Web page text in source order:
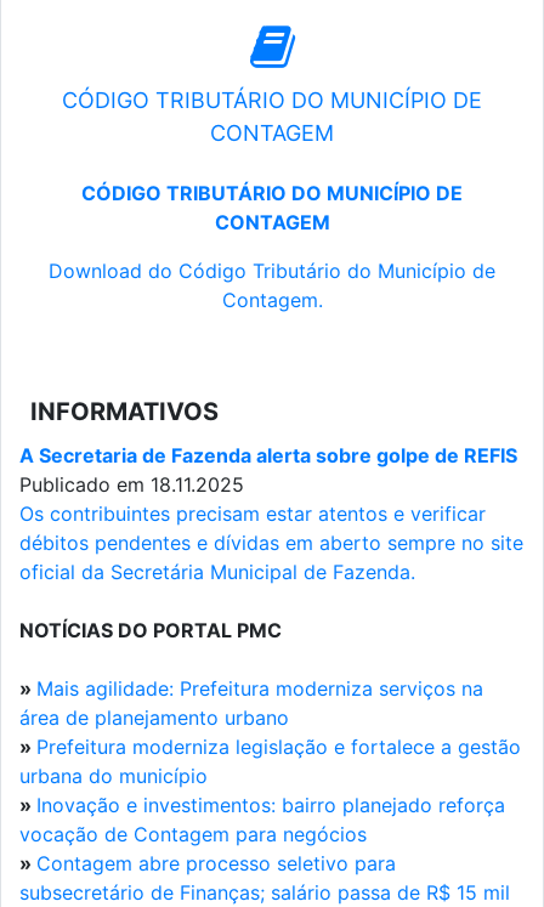
CÓDIGO TRIBUTÁRIO DO MUNICÍPIO DE
CONTAGEM
CÓDIGO TRIBUTÁRIO DO MUNICÍPIO DE
CONTAGEM
Download do Código Tributário do Município de
Contagem.
INFORMATIVOS
A Secretaria de Fazenda alerta sobre golpe de REFIS
Publicado em 18.11.2025
Os contribuintes precisam estar atentos e verificar
débitos pendentes e dívidas em aberto sempre no site
oficial da Secretária Municipal de Fazenda.
NOTÍCIAS DO PORTAL PMC
» Mais agilidade: Prefeitura moderniza serviços na
área de planejamento urbano
» Prefeitura moderniza legislação e fortalece a gestão
urbana do município
» Inovação e investimentos: bairro planejado reforça
vocação de Contagem para negócios
» Contagem abre processo seletivo para
subsecretário de Finanças; salário passa de R$ 15 mil